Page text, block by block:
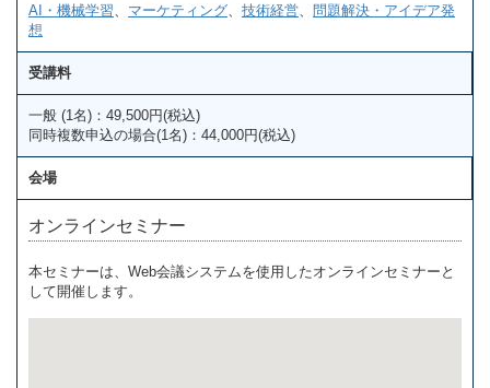
AI・機械学習 マーケティング 技術経営
問題解決・アイデア発
想
受講料
一般 (1名)：49,500円(税込)
同時複数申込の場合(1名)：44,000円(税込)
会場
オンラインセミナー
本セミナーは、Web会議システムを使用したオンラインセミナーと
して開催します。